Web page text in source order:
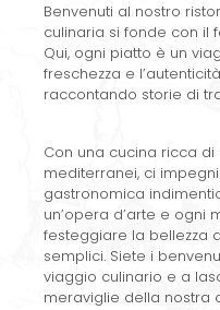
Benvenuti al nostro
culinaria si fonde con il
Qui, ogni piatto è un
freschezza e
raccontando storie di
Con una cucina ricca
mediterranei, ci
gastronomica
un’opera d’arte e ogni
festeggiare la bellezza
semplici. Siete i
viaggio culinario e a
meraviglie della nostra